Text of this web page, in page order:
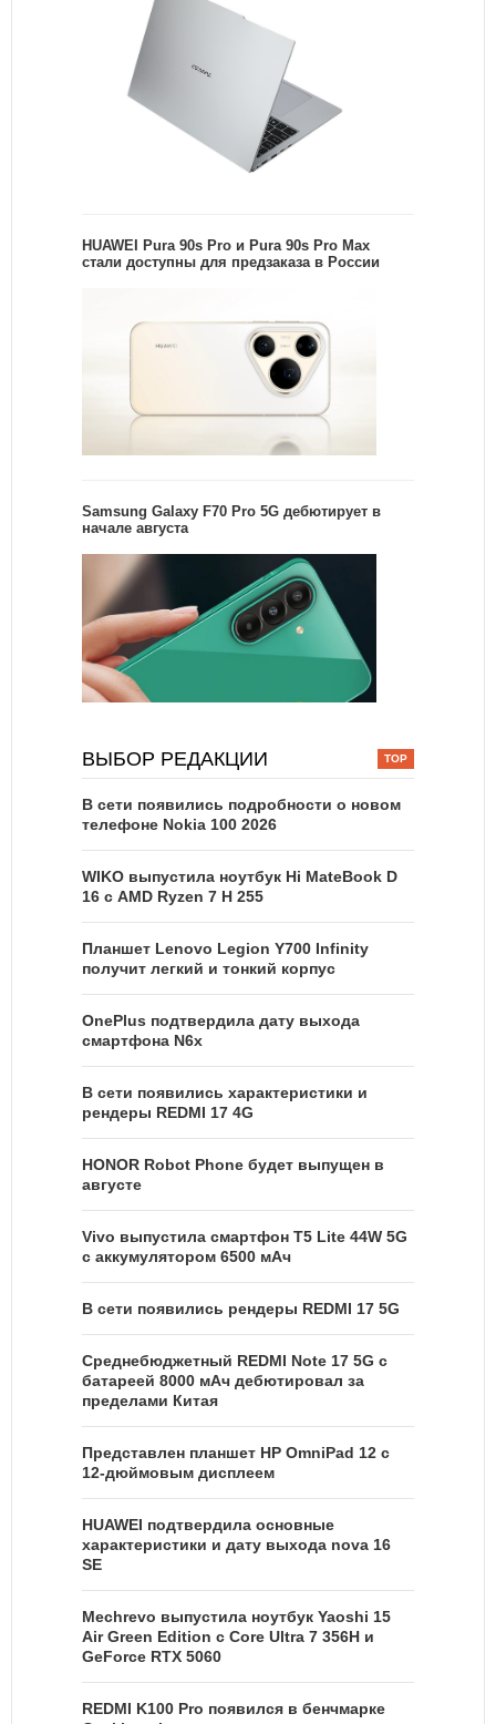
HUAWEI Pura 90s Pro и Pura 90s Pro Max
стали доступны для предзаказа в России
Samsung Galaxy F70 Pro 5G дебютирует в
начале августа
ВЫБОР РЕДАКЦИИ
В сети появились подробности о новом
телефоне Nokia 100 2026
WIKO выпустила ноутбук Hi MateBook D
16 с AMD Ryzen 7 H 255
Планшет Lenovo Legion Y700 Infinity
получит легкий и тонкий корпус
OnePlus подтвердила дату выхода
смартфона N6x
В сети появились характеристики и
рендеры REDMI 17 4G
HONOR Robot Phone будет выпущен в
августе
Vivo выпустила смартфон T5 Lite 44W 5G
с аккумулятором 6500 мАч
В сети появились рендеры REDMI 17 5G
Среднебюджетный REDMI Note 17 5G с
батареей 8000 мАч дебютировал за
пределами Китая
Представлен планшет HP OmniPad 12 с
12-дюймовым дисплеем
HUAWEI подтвердила основные
характеристики и дату выхода nova 16
SE
Mechrevo выпустила ноутбук Yaoshi 15
Air Green Edition с Core Ultra 7 356H и
GeForce RTX 5060
REDMI K100 Pro появился в бенчмарке